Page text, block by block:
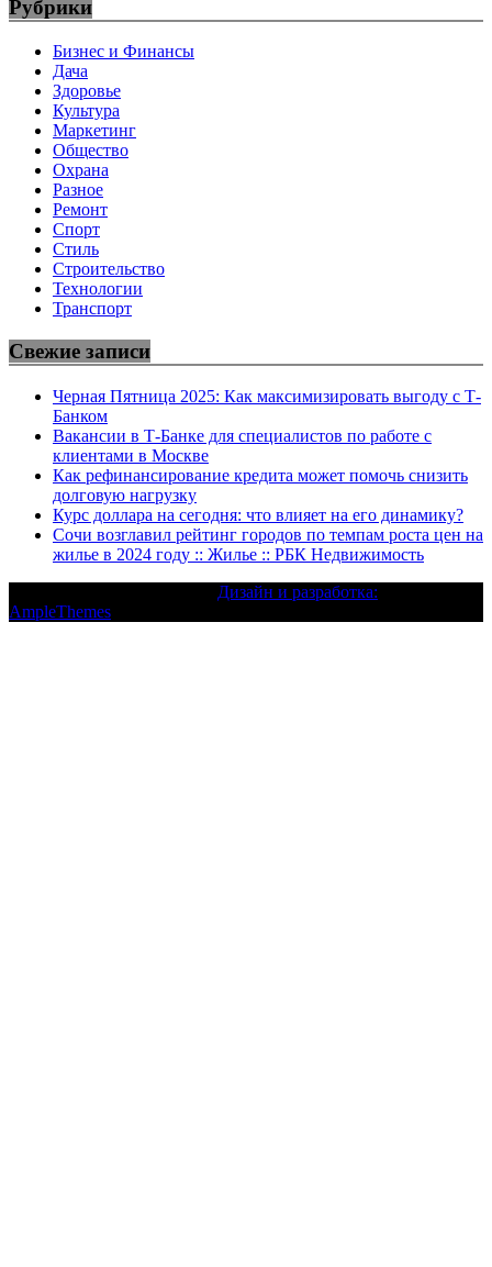
Рубрики
Бизнес и Финансы
Дача
Здоровье
Культура
Маркетинг
Общество
Охрана
Разное
Ремонт
Спорт
Стиль
Строительство
Технологии
Транспорт
Свежие записи
Черная Пятница 2025: Как максимизировать выгоду с Т-
Банком
Вакансии в Т-Банке для специалистов по работе с
клиентами в Москве
Как рефинансирование кредита может помочь снизить
долговую нагрузку
Курс доллара на сегодня: что влияет на его динамику?
Сочи возглавил рейтинг городов по темпам роста цен на
жилье в 2024 году :: Жилье :: РБК Недвижимость
Дизайн и разработка:
AmpleThemes